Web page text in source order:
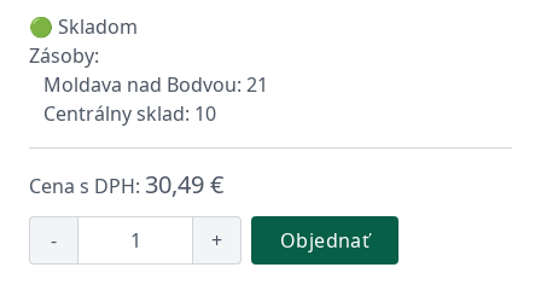
🟢 Skladom
Zásoby:
Moldava nad Bodvou: 21
Centrálny sklad: 10
Cena s DPH: 30,49 €
- + Objednať